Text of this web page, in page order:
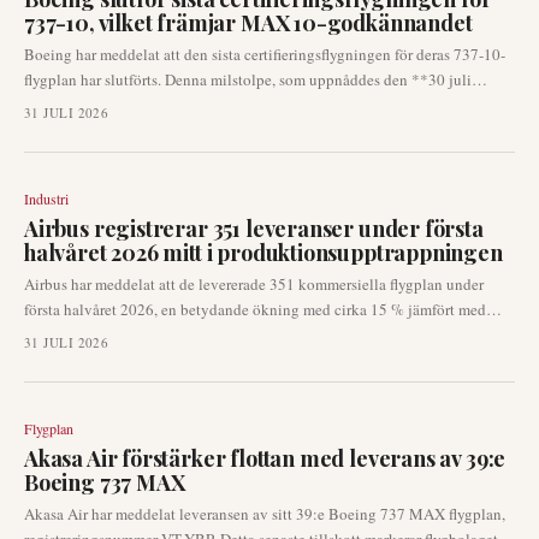
737-10, vilket främjar MAX 10-godkännandet
Boeing har meddelat att den sista certifieringsflygningen för deras 737-10-
flygplan har slutförts. Denna milstolpe, som uppnåddes den **30 juli
2026**, representerar ett avgörande steg mot att erhålla typcertifiering för
för flygbolag och uthyrare som väntar på leveranser och klarhet för sin
31 JULI 2026
Industri
Airbus registrerar 351 leveranser under första
halvåret 2026 mitt i produktionsupptrappningen
Airbus har meddelat att de levererade 351 kommersiella flygplan under
första halvåret 2026, en betydande ökning med cirka 15 % jämfört med
samma period 2025. Denna prestation, som inkluderar 89 leveranser i juni,
utmaningar och accelererar sin produktion. Dessa siffror är en
31 JULI 2026
Flygplan
Akasa Air förstärker flottan med leverans av 39:e
Boeing 737 MAX
Akasa Air har meddelat leveransen av sitt 39:e Boeing 737 MAX flygplan,